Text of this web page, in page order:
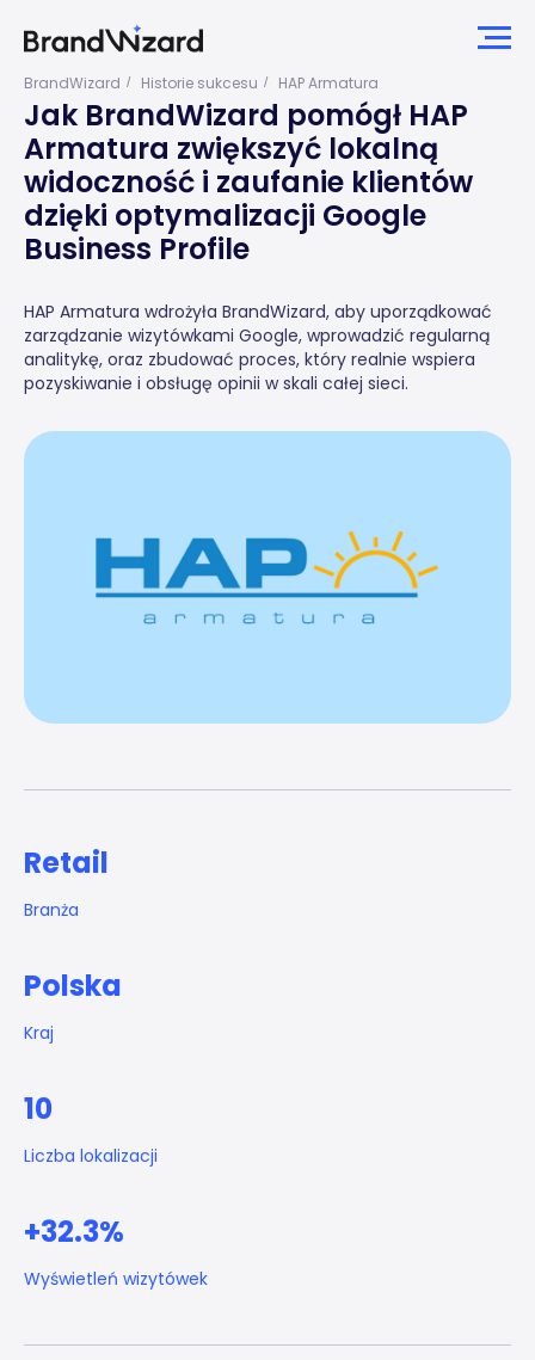
BrandWizard / Historie sukcesu / HAP Armatura
Jak BrandWizard pomógł HAP
Armatura zwiększyć lokalną
widoczność i zaufanie klientów
dzięki optymalizacji Google
Business Profile
HAP Armatura wdrożyła BrandWizard, aby uporządkować
zarządzanie wizytówkami Google, wprowadzić regularną
analitykę, oraz zbudować proces, który realnie wspiera
pozyskiwanie i obsługę opinii w skali całej sieci.
Retail
Branża
Polska
Kraj
10
Liczba lokalizacji
+32.3%
Wyświetleń wizytówek